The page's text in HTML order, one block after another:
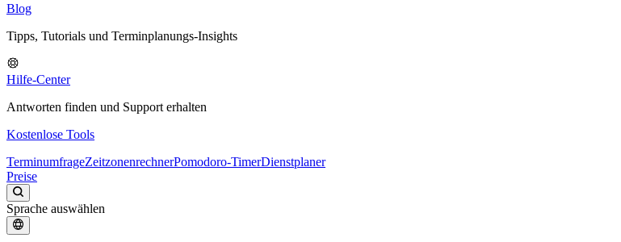
Blog
Tipps, Tutorials und Terminplanungs-Insights
Hilfe-Center
Antworten finden und Support erhalten
Kostenlose Tools
TerminumfrageZeitzonenrechnerPomodoro-TimerDienstplaner
Preise
Sprache auswählen